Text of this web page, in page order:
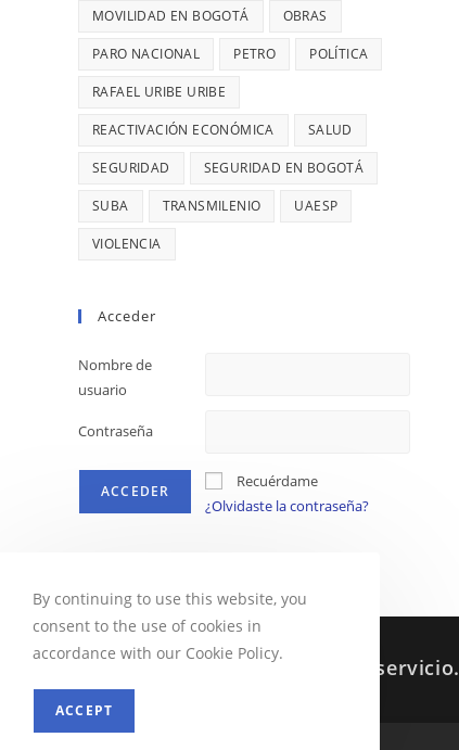
MOVILIDAD EN BOGOTÁ OBRAS
PARO NACIONAL PETRO POLÍTICA
RAFAEL URIBE URIBE
REACTIVACIÓN ECONÓMICA SALUD
SEGURIDAD SEGURIDAD EN BOGOTÁ
SUBA TRANSMILENIO UAESP
VIOLENCIA
Acceder
Nombre de
usuario
Contraseña
Recuérdame
¿Olvidaste la contraseña?
Sabes que siempre estoy a tu servicio.
By continuing to use this website, you
consent to the use of cookies in
accordance with our Cookie Policy.
ACCEPT